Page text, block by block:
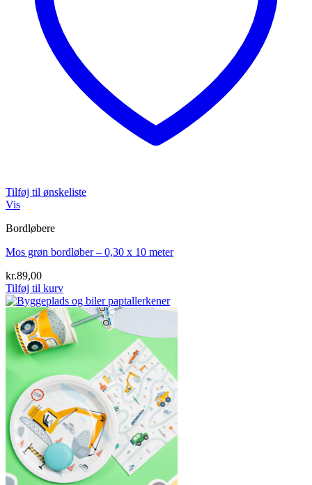
Tilføj til ønskeliste
Vis
Bordløbere
Mos grøn bordløber – 0,30 x 10 meter
kr.89,00
Tilføj til kurv